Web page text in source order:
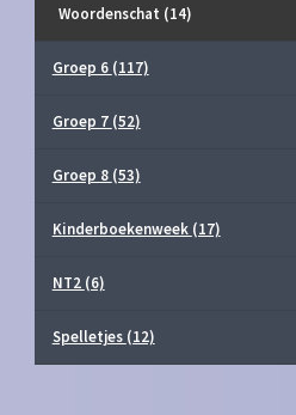
Woordenschat (14)
Groep 6 (117)
Groep 7 (52)
Groep 8 (53)
Kinderboekenweek (17)
NT2 (6)
Spelletjes (12)